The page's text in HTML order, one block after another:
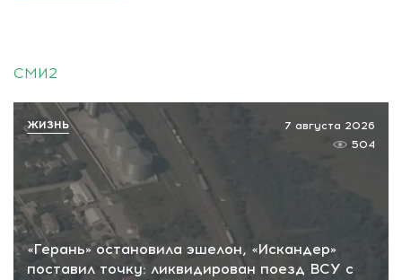
СМИ2
«Герань» остановила эшелон, «Искандер»
поставил точку: ликвидирован поезд ВСУ с
7 августа 2026
504
ЖИЗНЬ